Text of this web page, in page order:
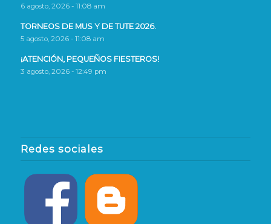
6 agosto, 2026 - 11:08 am
TORNEOS DE MUS Y DE TUTE 2026.
5 agosto, 2026 - 11:08 am
¡ATENCIÓN, PEQUEÑOS FIESTEROS!
3 agosto, 2026 - 12:49 pm
Redes sociales